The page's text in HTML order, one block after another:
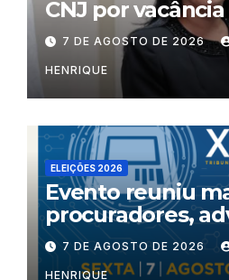
CNJ por
7 DE AGOSTO DE 2026
HENRIQUE
ELEIÇÕES 2026
Evento reuniu
procuradores,
especialistas
inteligência
7 DE AGOSTO DE 2026
HENRIQUE